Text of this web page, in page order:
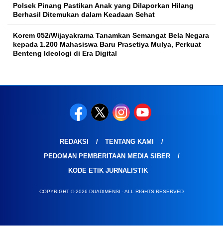
Polsek Pinang Pastikan Anak yang Dilaporkan Hilang
Berhasil Ditemukan dalam Keadaan Sehat
Korem 052/Wijayakrama Tanamkan Semangat Bela Negara
kepada 1.200 Mahasiswa Baru Prasetiya Mulya, Perkuat
Benteng Ideologi di Era Digital
REDAKSI
TENTANG KAMI
PEDOMAN PEMBERITAAN MEDIA SIBER
KODE ETIK JURNALISTIK
COPYRIGHT © 2026 DUADIMENSI - ALL RIGHTS RESERVED